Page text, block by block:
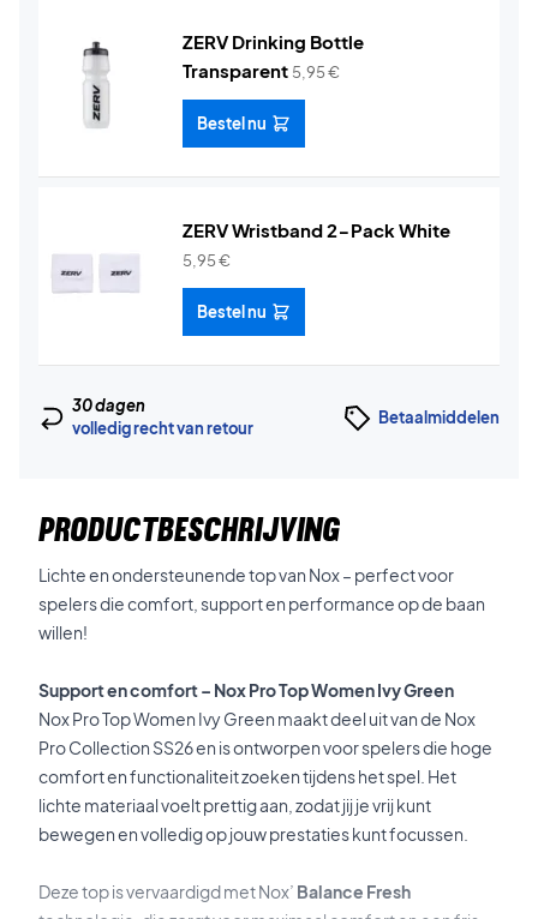
ZERV Drinking Bottle
Transparent 5,95€
Bestel nu
ZERV Wristband 2-Pack White
5,95€
Bestel nu
30 dagen
volledig recht van retour
Betaalmiddelen
PRODUCTBESCHRIJVING
Lichte en ondersteunende top van Nox – perfect voor
spelers die comfort, support en performance op de baan
willen!
Support en comfort – Nox Pro Top Women Ivy Green
Nox Pro Top Women Ivy Green maakt deel uit van de Nox
Pro Collection SS26 en is ontworpen voor spelers die hoge
comfort en functionaliteit zoeken tijdens het spel. Het
lichte materiaal voelt prettig aan, zodat jij je vrij kunt
bewegen en volledig op jouw prestaties kunt focussen.
Deze top is vervaardigd met Nox’ Balance Fresh